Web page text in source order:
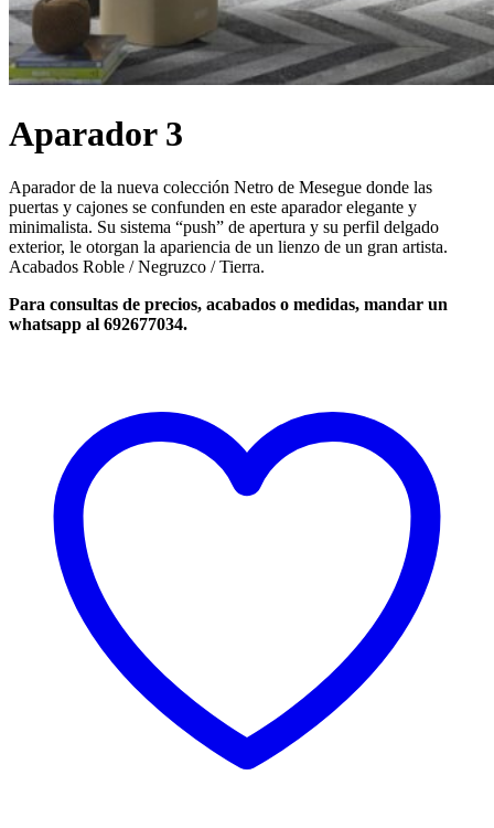
Aparador 3
Aparador de la nueva colección Netro de Mesegue donde las
puertas y cajones se confunden en este aparador elegante y
minimalista. Su sistema “push” de apertura y su perfil delgado
exterior, le otorgan la apariencia de un lienzo de un gran artista.
Acabados Roble / Negruzco / Tierra.
Para consultas de precios, acabados o medidas, mandar un
whatsapp al 692677034.